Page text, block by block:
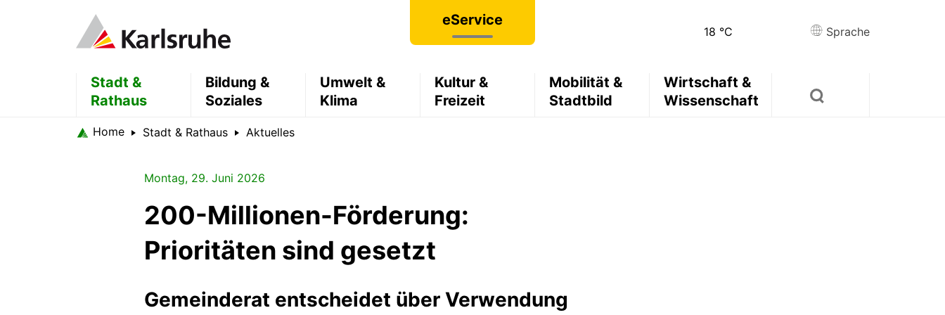
eService
18 °C Sprache
Stadt &
Rathaus
Bildung &
Soziales
Umwelt &
Klima
Kultur &
Freizeit
Mobilität &
Stadtbild
Wirtschaft &
Wissenschaft
Home Stadt & Rathaus Aktuelles
Montag, 29. Juni 2026
200-Millionen-Förderung:
Prioritäten sind gesetzt
Gemeinderat entscheidet über Verwendung